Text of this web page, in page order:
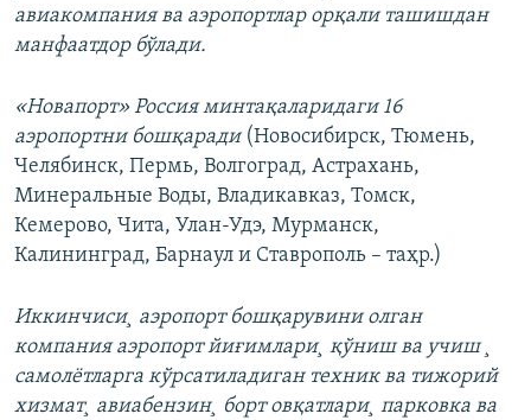
авиакомпания ва аэропортлар орқали ташишдан
манфаатдор бўлади.
«Новапорт» Россия минтақаларидаги 16
аэропортни бошқаради(Новосибирск, Тюмень,
Челябинск, Пермь, Волгоград, Астрахань,
Минеральные Воды, Владикавказ, Томск,
Кемерово, Чита, Улан-Удэ, Мурманск,
Калининград, Барнаул и Ставрополь – таҳр.)
Иккинчиси¸ аэропорт бошқарувини олган
компания аэропорт йиғимлари¸ қўниш ва учиш ¸
самолëтларга кўрсатиладиган техник ва тижорий
хизмат¸ авиабензин¸ борт овқатлари¸ парковка ва